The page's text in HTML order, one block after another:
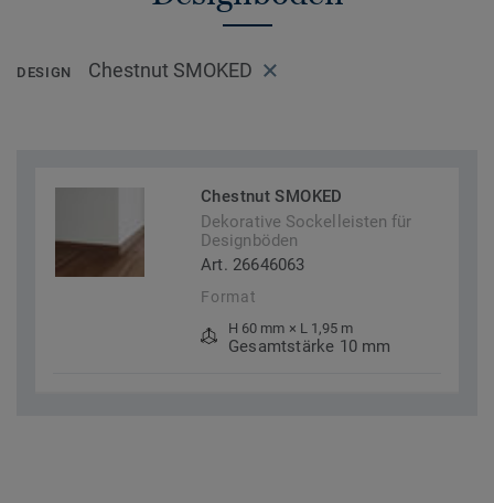
DESIGN Chestnut SMOKED
Chestnut SMOKED
Dekorative Sockelleisten für
Designböden
Art. 26646063
Format
H 60 mm × L 1,95 m
Gesamtstärke 10 mm